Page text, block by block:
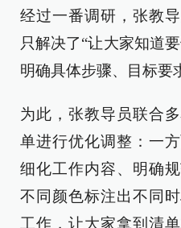
经过一番调研，张教
只解决了“让大家知道
明确具体步骤、目标要
为此，张教导员联合
单进行优化调整：一
细化工作内容、明确
不同颜色标注出不同
工作，让大家拿到清